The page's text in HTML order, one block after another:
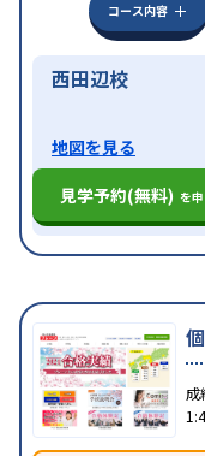
コース内容
西田辺校
地図を見る
見学予約(無料) を
成